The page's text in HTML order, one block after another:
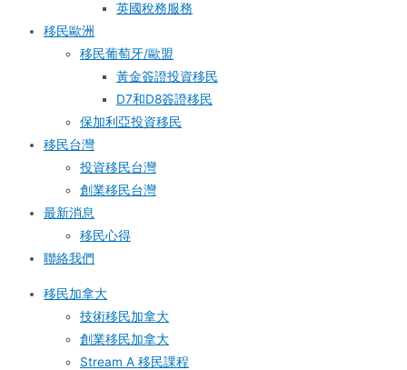
英國稅務服務​
移民歐洲
移民葡萄牙/歐盟
黃金簽證投資移民
D7和D8簽證移民
保加利亞投資移民
移民台灣
投資移民台灣
創業移民台灣
最新消息
移民心得
聯絡我們
移民加拿大
技術移民加拿大
創業移民加拿大
Stream A 移民課程